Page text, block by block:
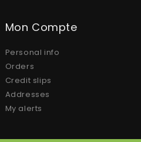
Mon Compte
Personal info
Orders
Credit slips
Addresses
My alerts